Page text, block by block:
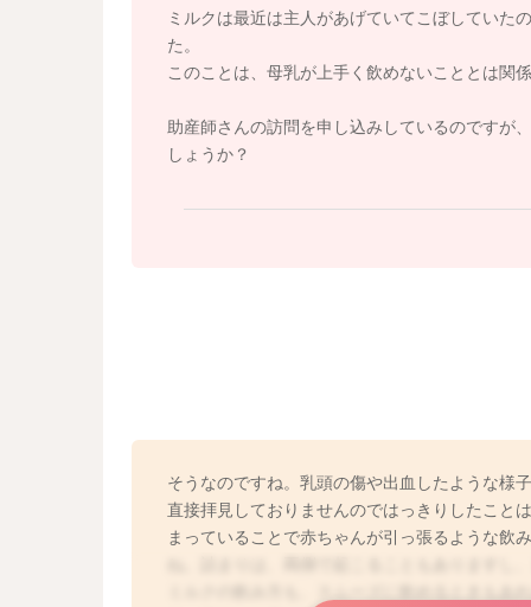
授乳のタイミングや乳房の状況を含め、もしよ
て、直接診ていただくことをおすすめいたしま
よろしくお願いいたします。
ミルクは最近は主人があげていてこぼしていた
た。
このことは、母乳が上手く飲めないこととは関
助産師さんの訪問を申し込みしているのですが
しょうか？
そうなのですね。乳頭の傷や出血したような様
直接拝見しておりませんのではっきりしたこと
まっていることで赤ちゃんが引っ張るような飲